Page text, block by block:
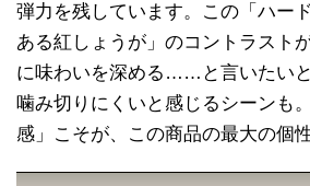
弾力を残しています。この「ハー
ある紅しょうが」のコントラスト
に味わいを深める……と言いたい
噛み切りにくいと感じるシーンも
感」こそが、この商品の最大の個